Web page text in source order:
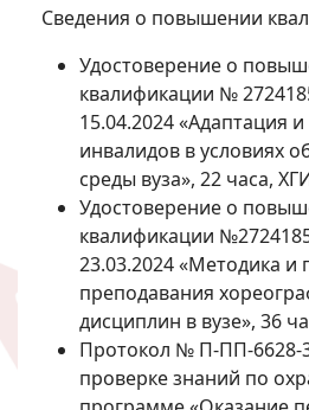
Сведения о повышении
Удостоверение о
квалификации №
15.04.2024 «Адаптация
инвалидов в условиях
среды вуза», 22 часа,
Удостоверение о
квалификации
23.03.2024 «Методика и
преподавания
дисциплин в вузе», 36
Протокол № П-ПП-6628-
проверке знаний по